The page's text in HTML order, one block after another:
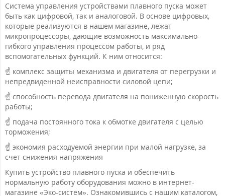
Система управления устройствами плавного пуска может
быть как цифровой, так и аналоговой. В основе цифровых,
которые реализуются в нашем магазине, лежат
микропроцессоры, дающие возможность максимально-
гибкого управления процессом работы, и ряд
вспомогательных функций. К ним относится:
☝ комплекс защиты механизма и двигателя от перегрузки и
непредвиденной неисправности силовой цепи;
☝ способность перевода двигателя на пониженную скорость
работы;
☝ подача постоянного тока к обмотке двигателя с целью
торможения;
☝ экономия расходуемой энергии при малой нагрузке, за
счет снижения напряжения
Купить устройство плавного пуска и обеспечить
нормальную работу оборудования можно в интернет-
магазине «Эко-систем». Ознакомившись с нашим каталогом,